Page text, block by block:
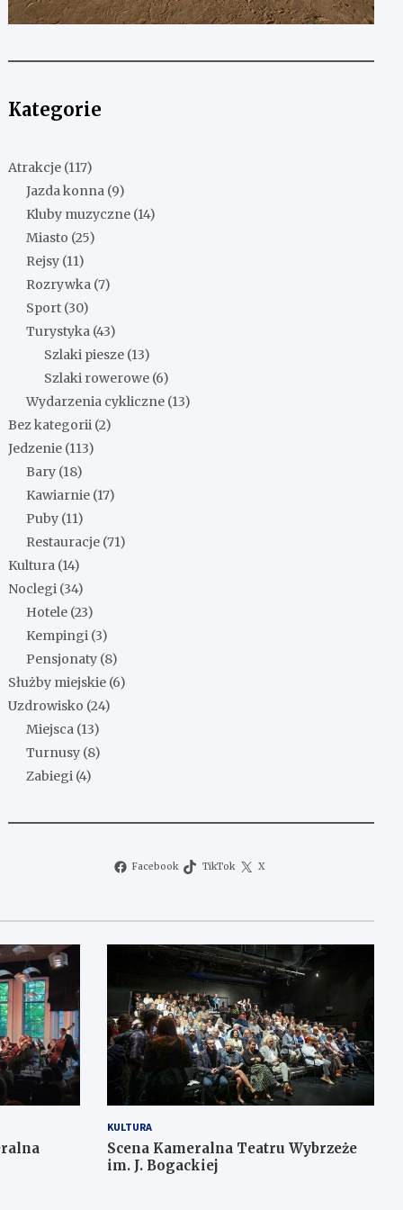
Kategorie
Atrakcje (117)
Jazda konna (9)
Kluby muzyczne (14)
Miasto (25)
Rejsy (11)
Rozrywka (7)
Sport (30)
Turystyka (43)
Szlaki piesze (13)
Szlaki rowerowe (6)
Wydarzenia cykliczne (13)
Bez kategorii (2)
Jedzenie (113)
Bary (18)
Kawiarnie (17)
Puby (11)
Restauracje (71)
Kultura (14)
Noclegi (34)
Hotele (23)
Kempingi (3)
Pensjonaty (8)
Służby miejskie (6)
Uzdrowisko (24)
Miejsca (13)
Turnusy (8)
Zabiegi (4)
Facebook TikTok X
KULTURA
Scena Kameralna Teatru Wybrzeże
im. J. Bogackiej